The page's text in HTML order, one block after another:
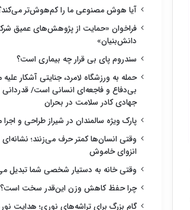
آیا هوش مصنوعی ما را کم‌هوش‌تر
فراخوان «حمایت از پژوهش‌های عمیق
دانش‌بنیان»
سندروم پای بی قرار چه بیماری است؟
حمله به ورزشگاه لامرد، جنایتی آشکار علیه
بی‌دفاع و فاجعه‌ای انسانی است/ قدردانی
جهادی کادر سلامت در بحران
پارک ویژه سالمندان در شیراز طراحی و
وقتی انسان‌ها کمتر حرف می‌زنند؛ نشانه‌ای
انزوای خاموش
وقتی خانه به دستیار شخصی شما تبدیل
چرا حفظ کاهش وزن این‌قدر سخت است؟
گام بزرگ برای تراشه‌های نوری؛ هدایت